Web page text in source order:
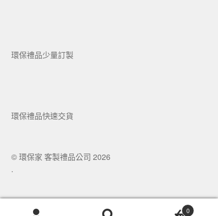
環保禮品少量訂製
環保禮品快速交貨
© 環保家 客製禮品公司 2026
.
0